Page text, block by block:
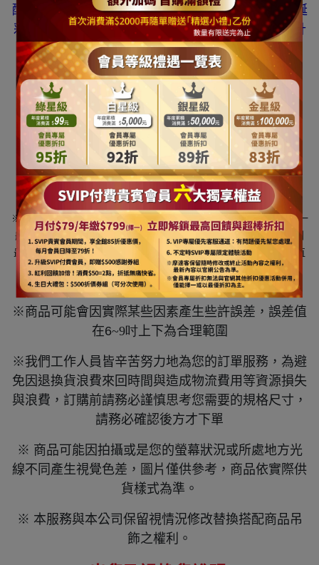
配件內容包括 :樹頂星/ Merry Christmas英文字 /耶誕
彩條龍柱
/精緻蝴蝶結/裝飾珠鍊條/吊飾球 等(共計
178件配件)
本商品需自行組裝
※請注意若偶有裝飾配件缺貨狀況或是該燈色已無
本公司具有得修改替換搭配商品吊飾與燈色之權利
※請注意 " 尺 ( 呎)" 乃一般聖誕樹業界的高度單位(一尺約30cm)， 其一
般高度定義為從底座底部地上一直到樹頂星的樹藤向上全部拉直到
最頂部的垂直高度 有可能因為放置樹頂星或頂部樹藤沒有向上拉直
而導致高度的減少*
※商品可能會因實際某些因素產生些許誤差，誤差值
在6~9吋上下為合理範圍
※我們工作人員皆辛苦努力地為您的訂單服務，為避
免因退換貨浪費來回時間與造成物流費用等資源損失
與浪費，訂購前請務必謹慎思考您需要的規格尺寸，
請務必確認後方才下單
※ 商品可能因拍攝或是您的螢幕狀況或所處地方光
線不同產生視覺色差，圖片僅供參考，商品依實際供
貨樣式為準。
※ 本服務與本公司保留視情況修改替換搭配商品吊
飾之權利。